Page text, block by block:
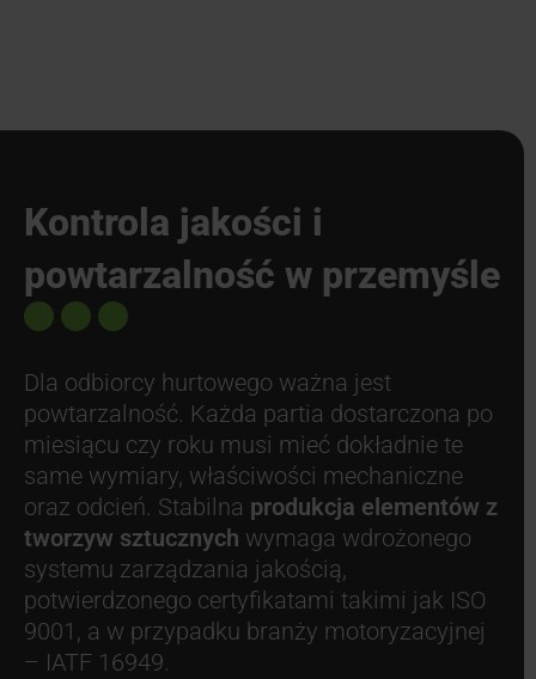
Kontrola jakości i
powtarzalność w przemyśle
Dla odbiorcy hurtowego ważna jest
powtarzalność. Każda partia dostarczona po
miesiącu czy roku musi mieć dokładnie te
same wymiary, właściwości mechaniczne
oraz odcień. Stabilna produkcja elementów z
tworzyw sztucznych wymaga wdrożonego
systemu zarządzania jakością,
potwierdzonego certyfikatami takimi jak ISO
9001, a w przypadku branży motoryzacyjnej
– IATF 16949.